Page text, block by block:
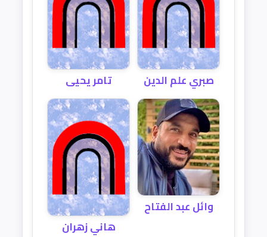
صبري علم الدين تامر يحيى
وائل عبد الفتاح
هاني زهران